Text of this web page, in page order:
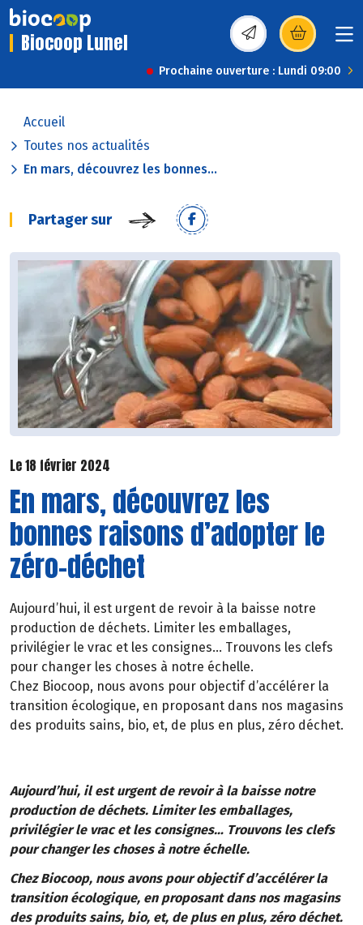
Biocoop Lunel (s’ouvre dans une
Prochaine ouverture : Lundi 09:00
Accueil
Toutes nos actualités
En mars, découvrez les bonnes...
Partager sur
Le 18 février 2024
En mars, découvrez les
bonnes raisons d’adopter le
zéro-déchet
Aujourd’hui, il est urgent de revoir à la baisse notre
production de déchets. Limiter les emballages,
privilégier le vrac et les consignes… Trouvons les clefs
pour changer les choses à notre échelle.
Chez Biocoop, nous avons pour objectif d’accélérer la
transition écologique, en proposant dans nos magasins
des produits sains, bio, et, de plus en plus, zéro déchet.
Aujourd’hui, il est urgent de revoir à la baisse notre
production de déchets. Limiter les emballages,
privilégier le vrac et les consignes… Trouvons les clefs
pour changer les choses à notre échelle.
Chez Biocoop, nous avons pour objectif d’accélérer la
transition écologique, en proposant dans nos magasins
des produits sains, bio, et, de plus en plus, zéro déchet.